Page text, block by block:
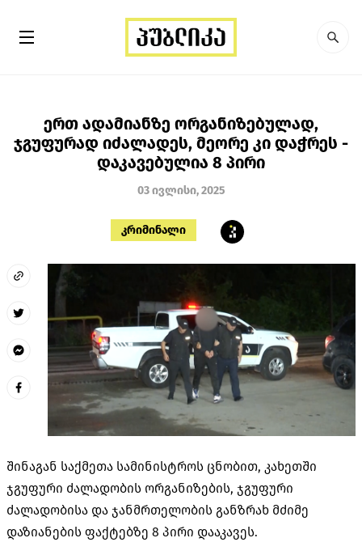
ერთ ადამიანზე ორგანიზებულად,
ჯგუფურად იძალადეს, მეორე კი დაჭრეს -
დაკავებულია 8 პირი
03 ივლისი, 2025
კრიმინალი
შინაგან საქმეთა სამინისტროს ცნობით, კახეთში
ჯგუფური ძალადობის ორგანიზების, ჯგუფური
ძალადობისა და ჯანმრთელობის განზრახ მძიმე
დაზიანების ფაქტებზე 8 პირი დააკავეს.